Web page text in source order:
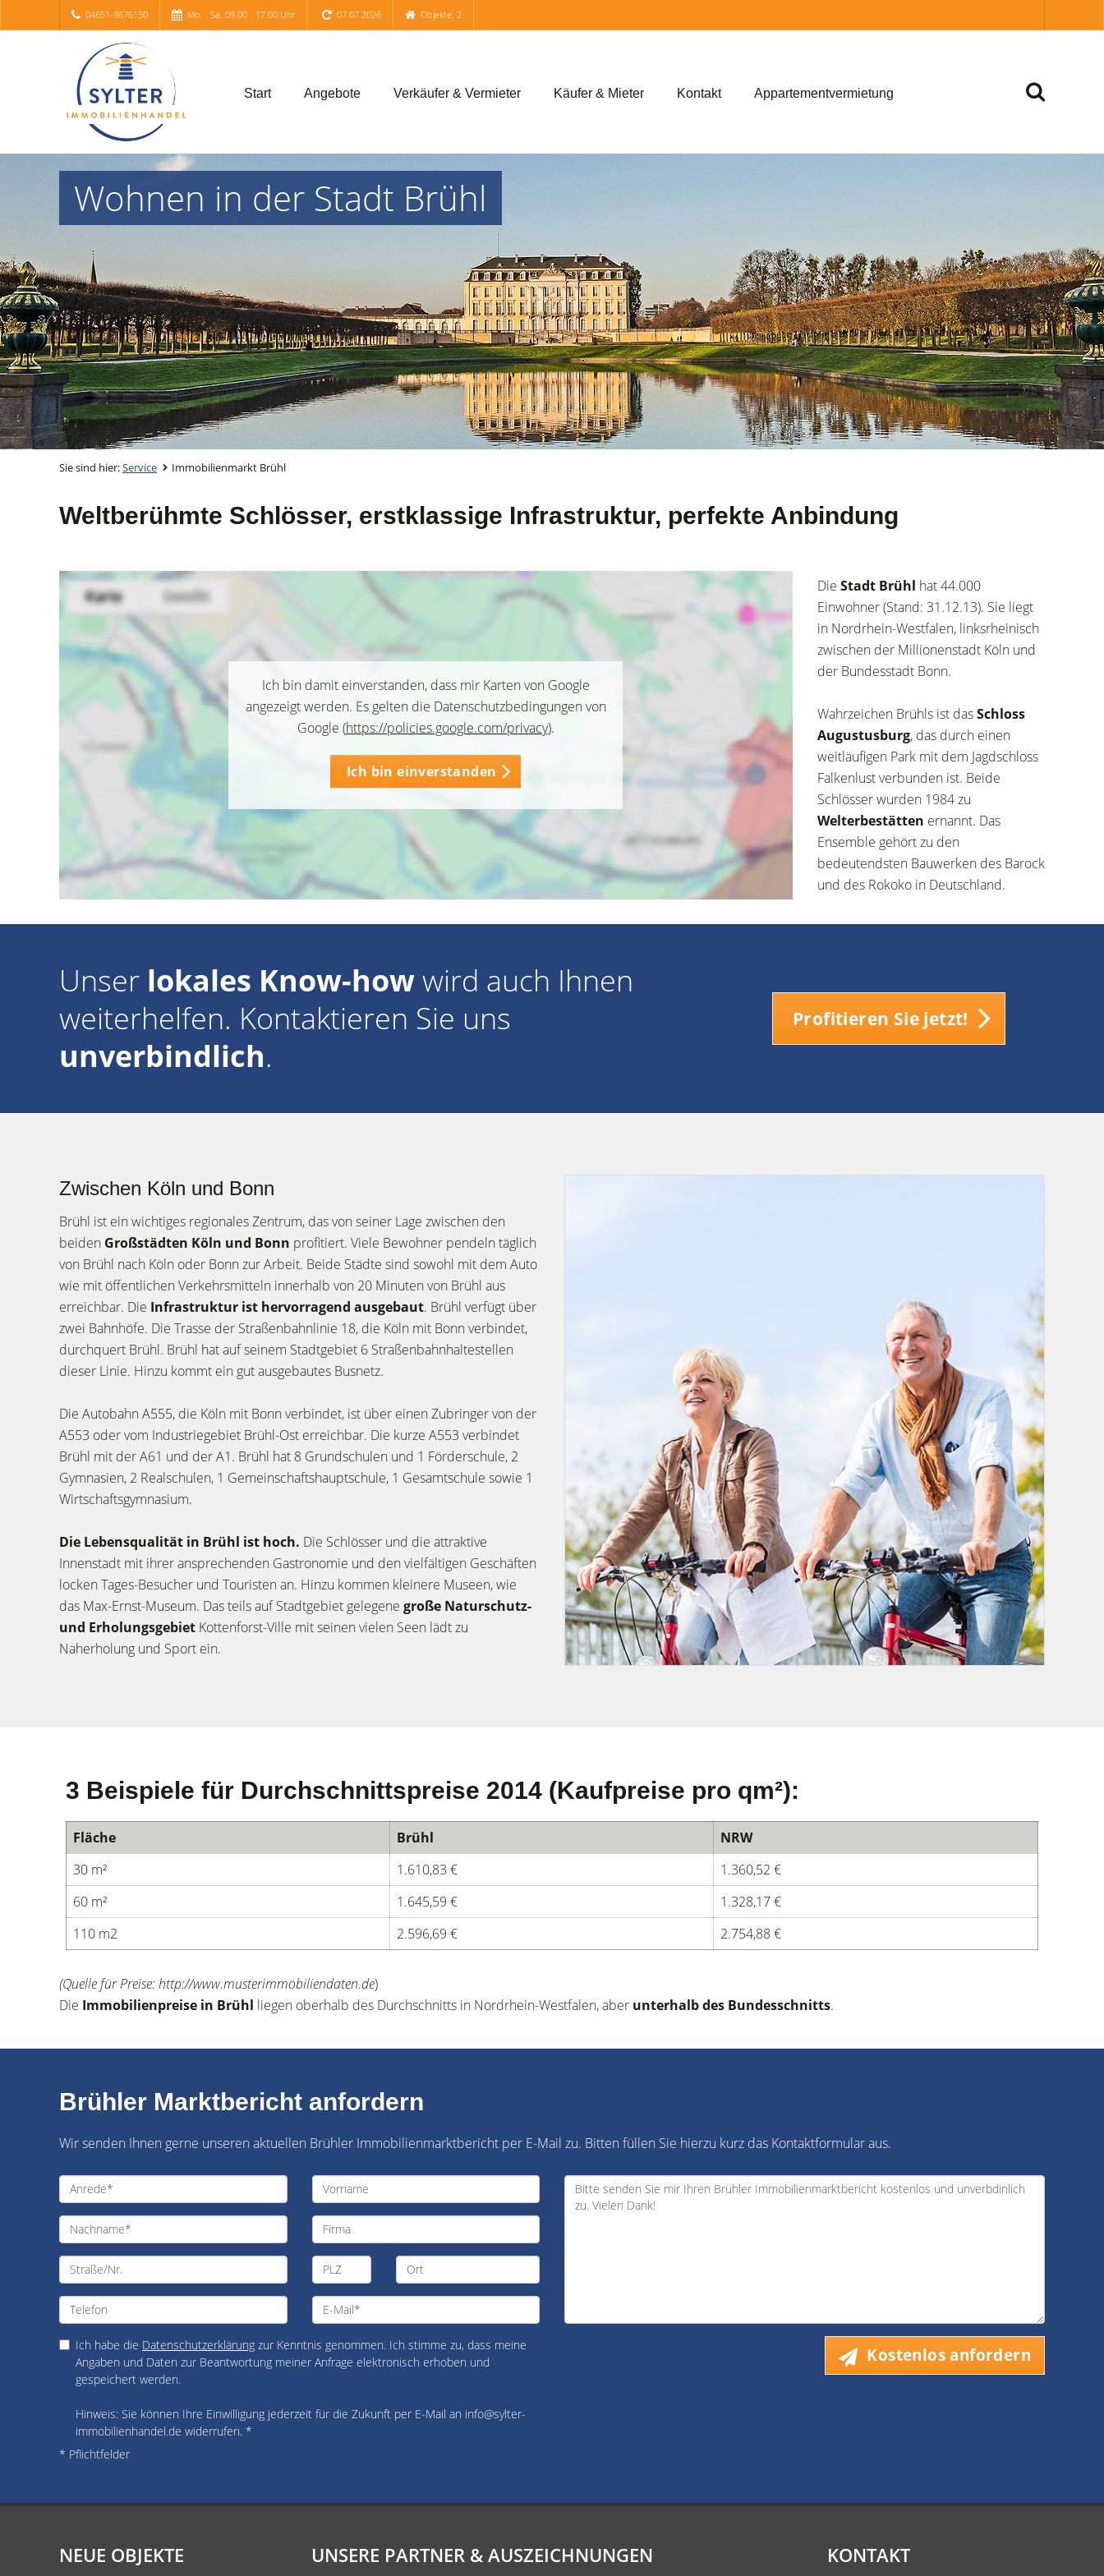
04651-9676150 Mo. - Sa. 09.00 - 17.00 Uhr 07.07.2026 Objekte: 2
Start Angebote Verkäufer & Vermieter Käufer & Mieter Kontakt Appartementvermietung
Wohnen in der Stadt Brühl
Sie sind hier:Service Immobilienmarkt Brühl
Weltberühmte Schlösser, erstklassige Infrastruktur, perfekte Anbindung
Ich bin damit einverstanden, dass mir Karten von Google
angezeigt werden. Es gelten die Datenschutzbedingungen von
Google (https://policies.google.com/privacy).
Ich bin einverstanden
Die Stadt Brühl hat 44.000
Einwohner (Stand: 31.12.13). Sie liegt
in Nordrhein-Westfalen, linksrheinisch
zwischen der Millionenstadt Köln und
der Bundesstadt Bonn.
Wahrzeichen Brühls ist dasSchloss
Augustusburg, das durch einen
weitläufigen Park mit dem Jagdschloss
Falkenlust verbunden ist. Beide
Schlösser wurden 1984 zu
Welterbestätten ernannt. Das
Ensemble gehört zu den
bedeutendsten Bauwerken des Barock
und des Rokoko in Deutschland.
Unser lokales Know-howwird auch Ihnen
weiterhelfen. Kontaktieren Sie uns
unverbindlich.
Profitieren Sie jetzt!
Zwischen Köln und Bonn
Brühl ist ein wichtiges regionales Zentrum, das von seiner Lage zwischen den
beiden Großstädten Köln und Bonn profitiert. Viele Bewohner pendeln täglich
von Brühl nach Köln oder Bonn zur Arbeit. Beide Städte sind sowohl mit dem Auto
wie mit öffentlichen Verkehrsmitteln innerhalb von 20 Minuten von Brühl aus
erreichbar. Die Infrastruktur ist hervorragend ausgebaut. Brühl verfügt über
zwei Bahnhöfe. Die Trasse der Straßenbahnlinie 18, die Köln mit Bonn verbindet,
durchquert Brühl. Brühl hat auf seinem Stadtgebiet 6 Straßenbahnhaltestellen
dieser Linie. Hinzu kommt ein gut ausgebautes Busnetz.
Die Autobahn A555, die Köln mit Bonn verbindet, ist über einen Zubringer von der
A553 oder vom Industriegebiet Brühl-Ost erreichbar. Die kurze A553 verbindet
Brühl mit der A61 und der A1. Brühl hat 8 Grundschulen und 1 Förderschule, 2
Gymnasien, 2 Realschulen, 1 Gemeinschaftshauptschule, 1 Gesamtschule sowie 1
Wirtschaftsgymnasium.
Die Lebensqualität in Brühl ist hoch. Die Schlösser und die attraktive
Innenstadt mit ihrer ansprechenden Gastronomie und den vielfältigen Geschäften
locken Tages-Besucher und Touristen an. Hinzu kommen kleinere Museen, wie
das Max-Ernst-Museum. Das teils auf Stadtgebiet gelegene große Naturschutz-
und Erholungsgebiet Kottenforst-Ville mit seinen vielen Seen lädt zu
Naherholung und Sport ein.
3 Beispiele für Durchschnittspreise 2014 (Kaufpreise pro qm²):
Fläche Brühl
NRW
30 m²
1.610,83 €
1.360,52 €
60 m²
1.645,59 €
1.328,17 €
110 m2
2.596,69 € 2.754,88 €
(Quelle für Preise: http://www.musterimmobiliendaten.de)
Die Immobilienpreise in Brühl liegen oberhalb des Durchschnitts in Nordrhein-Westfalen, aber unterhalb des Bundesschnitts.
Brühler Marktbericht anfordern
Wir senden Ihnen gerne unseren aktuellen Brühler Immobilienmarktbericht per E-Mail zu. Bitten füllen Sie hierzu kurz das Kontaktformular aus.
Ich habe die Datenschutzerklärung zur Kenntnis genommen. Ich stimme zu, dass meine
Angaben und Daten zur Beantwortung meiner Anfrage elektronisch erhoben und
gespeichert werden.
Hinweis: Sie können Ihre Einwilligung jederzeit für die Zukunft per E-Mail an info@sylter-
immobilienhandel.de widerrufen. *
* Pflichtfelder
Kostenlos anfordern
NEUE OBJEKTE UNSERE PARTNER & AUSZEICHNUNGEN KONTAKT